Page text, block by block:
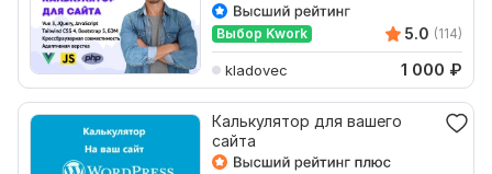
Выбор Kwork 5.0 (114)
kladovec 1 000 ₽
Калькулятор для вашего
сайта